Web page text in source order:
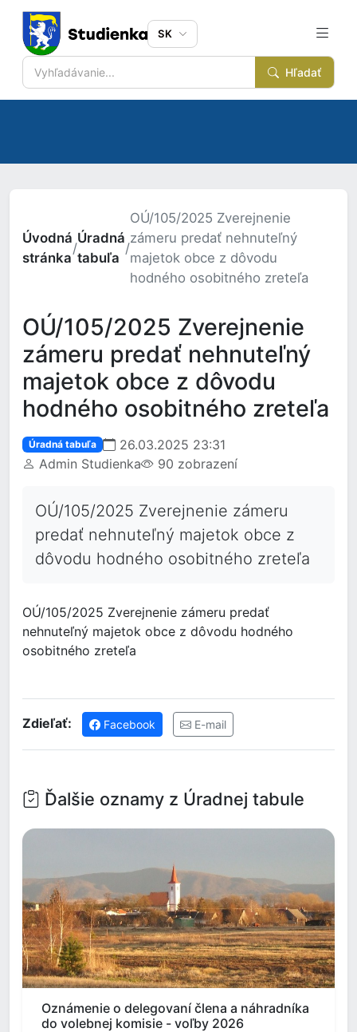
Hľadať
SK
Úvodná
stránka
/
Úradná
tabuľa
/
OÚ/105/2025 Zverejnenie
zámeru predať nehnuteľný
majetok obce z dôvodu
hodného osobitného zreteľa
OÚ/105/2025 Zverejnenie
zámeru predať nehnuteľný
majetok obce z dôvodu
hodného osobitného zreteľa
Úradná tabuľa
26.03.2025 23:31
Admin Studienka
90 zobrazení
OÚ/105/2025 Zverejnenie zámeru
predať nehnuteľný majetok obce z
dôvodu hodného osobitného zreteľa
OÚ/105/2025 Zverejnenie zámeru predať
nehnuteľný majetok obce z dôvodu hodného
osobitného zreteľa
Zdieľať: Facebook E-mail
Ďalšie oznamy z Úradnej tabule
Oznámenie o delegovaní člena a náhradníka
do volebnej komisie - voľby 2026